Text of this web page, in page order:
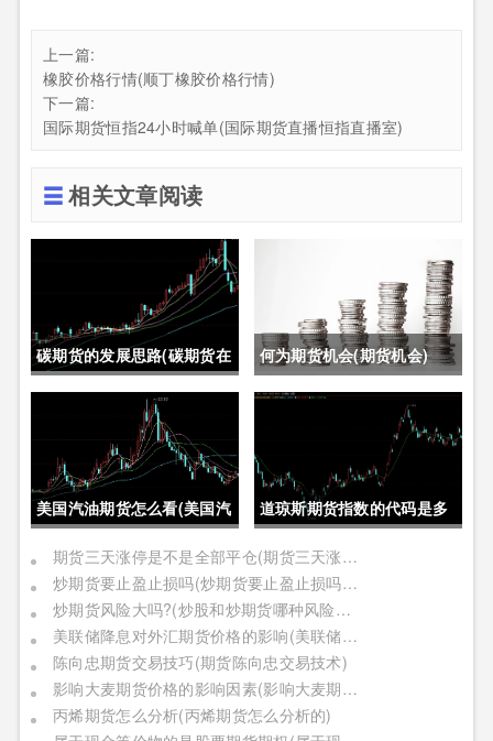
上一篇:
橡胶价格行情(顺丁橡胶价格行情)
下一篇:
国际期货恒指24小时喊单(国际期货直播恒指直播室)
相关文章阅读
碳期货的发展思路(碳期货在
中国的发展)
何为期货机会(期货机会)
美国汽油期货怎么看(美国汽
油期货价格)
道琼斯期货指数的代码是多
少位(道琼斯期货指数的代码
是多少位的)
期货三天涨停是不是全部平仓(期货三天涨停是不是全部平仓了)
炒期货要止盈止损吗(炒期货要止盈止损吗是真的吗)
炒期货风险大吗?(炒股和炒期货哪种风险更大)
美联储降息对外汇期货价格的影响(美联储降息对外汇期货价格的影响有哪些)
陈向忠期货交易技巧(期货陈向忠交易技术)
影响大麦期货价格的影响因素(影响大麦期货价格的影响因素有哪些)
丙烯期货怎么分析(丙烯期货怎么分析的)